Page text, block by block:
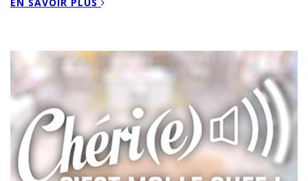
EN SAVOIR PLUS